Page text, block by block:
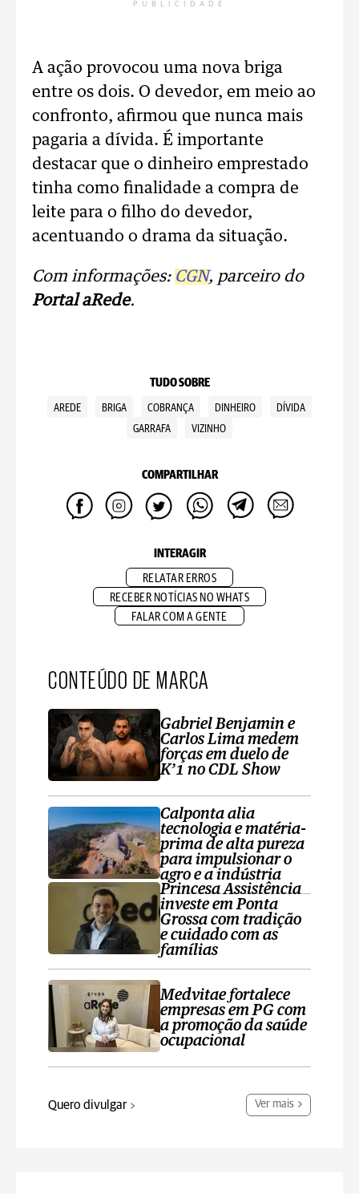
PUBLICIDADE
A ação provocou uma nova briga
entre os dois. O devedor, em meio ao
confronto, afirmou que nunca mais
pagaria a dívida. É importante
destacar que o dinheiro emprestado
tinha como finalidade a compra de
leite para o filho do devedor,
acentuando o drama da situação.
Com informações: CGN, parceiro do
Portal aRede.
TUDO SOBRE
AREDE BRIGA COBRANÇA DINHEIRO
DÍVIDA
GARRAFA
VIZINHO
COMPARTILHAR
INTERAGIR
RELATAR ERROS
RECEBER NOTÍCIAS NO WHATS
FALAR COM A GENTE
CONTEÚDO DE MARCA
Gabriel Benjamin e
Carlos Lima medem
forças em duelo de
K’1 no CDL Show
Calponta alia
tecnologia e matéria-
prima de alta pureza
para impulsionar o
agro e a indústria
Princesa Assistência
investe em Ponta
Grossa com tradição
e cuidado com as
famílias
Medvitae fortalece
empresas em PG com
a promoção da saúde
ocupacional
Quero divulgar Ver mais